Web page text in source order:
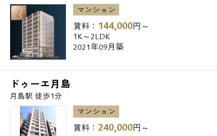
マンション
賃料： 144,000円～
1K～2LDK
2021年09月築
ドゥーエ月島
月島駅 徒歩1分
マンション
賃料： 240,000円～
お問い合わせ